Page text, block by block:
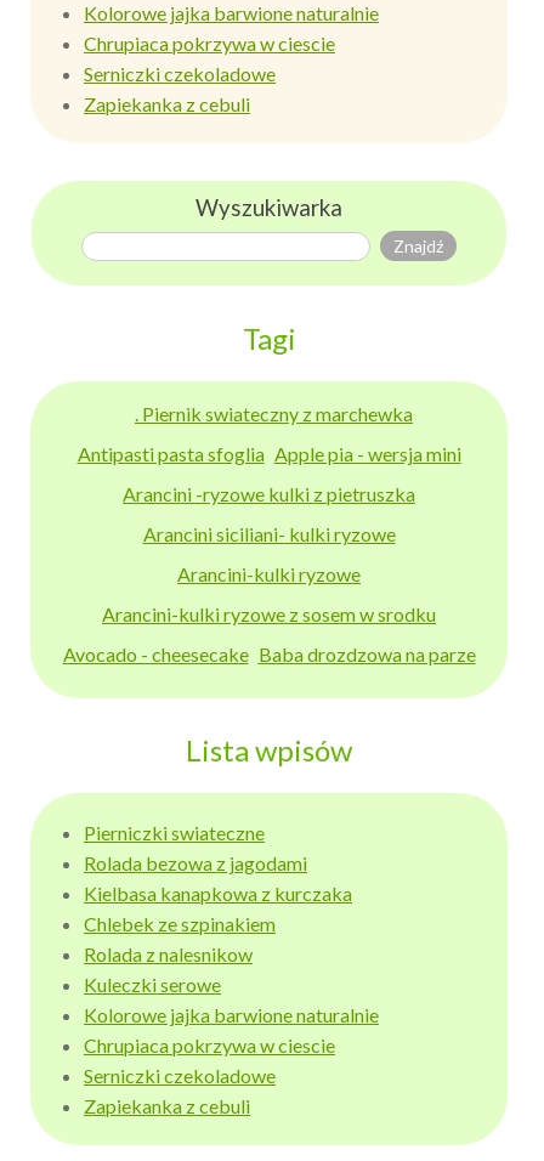
Kolorowe jajka barwione naturalnie
Chrupiaca pokrzywa w ciescie
Serniczki czekoladowe
Zapiekanka z cebuli
Wyszukiwarka
Tagi
. Piernik swiateczny z marchewka
Antipasti pasta sfoglia Apple pia - wersja mini
Arancini -ryzowe kulki z pietruszka
Arancini siciliani- kulki ryzowe
Arancini-kulki ryzowe
Arancini-kulki ryzowe z sosem w srodku
Avocado - cheesecake Baba drozdzowa na parze
Lista wpisów
Pierniczki swiateczne
Rolada bezowa z jagodami
Kielbasa kanapkowa z kurczaka
Chlebek ze szpinakiem
Rolada z nalesnikow
Kuleczki serowe
Kolorowe jajka barwione naturalnie
Chrupiaca pokrzywa w ciescie
Serniczki czekoladowe
Zapiekanka z cebuli